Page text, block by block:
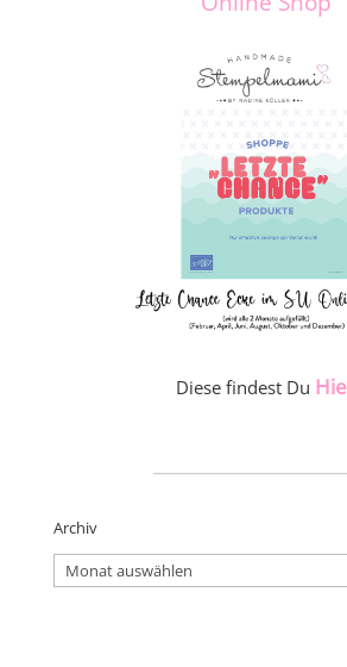
Diese findest Du
Archiv
Archiv